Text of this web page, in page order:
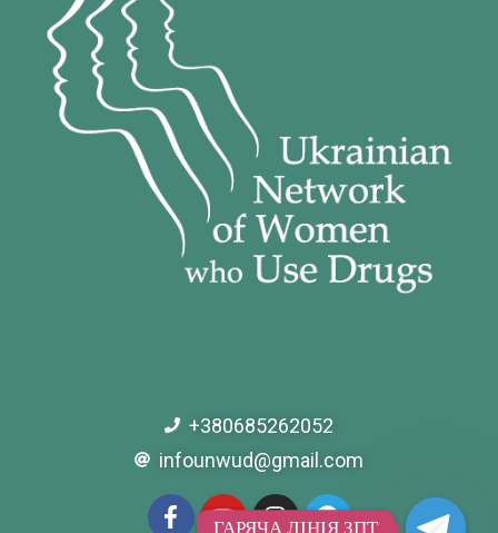
+380685262052
infounwud@gmail.com
ГАРЯЧА ЛІНІЯ ЗПТ
ГАРЯЧА ЛІНІЯ ЗПТ